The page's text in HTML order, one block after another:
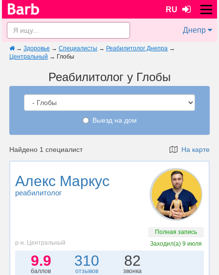
RU
Днепр
→ Здоровье → Специалисты → Реабилитолог Днепра →
Центральный → Глобы
Реабилитолог у Глобы
Выезд на дом
Найдено 1 специалист На карте
Алекс Маркус
реабилитолог
Полная запись
р-н. Центральный
Заходил(а)9 июля
9.9
баллов
310
отзывов
82
звонка